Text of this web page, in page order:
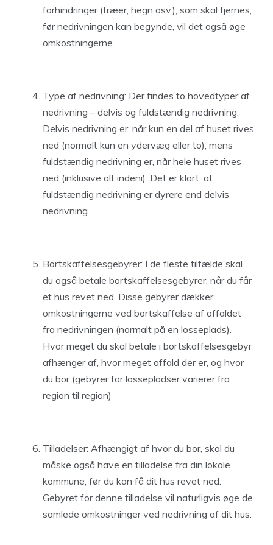
forhindringer (træer, hegn osv.), som skal fjernes,
før nedrivningen kan begynde, vil det også øge
omkostningerne.
Type af nedrivning: Der findes to hovedtyper af
nedrivning – delvis og fuldstændig nedrivning.
Delvis nedrivning er, når kun en del af huset rives
ned (normalt kun en ydervæg eller to), mens
fuldstændig nedrivning er, når hele huset rives
ned (inklusive alt indeni). Det er klart, at
fuldstændig nedrivning er dyrere end delvis
nedrivning.
Bortskaffelsesgebyrer: I de fleste tilfælde skal
du også betale bortskaffelsesgebyrer, når du får
et hus revet ned. Disse gebyrer dækker
omkostningerne ved bortskaffelse af affaldet
fra nedrivningen (normalt på en losseplads).
Hvor meget du skal betale i bortskaffelsesgebyr
afhænger af, hvor meget affald der er, og hvor
du bor (gebyrer for lossepladser varierer fra
region til region)
Tilladelser: Afhængigt af hvor du bor, skal du
måske også have en tilladelse fra din lokale
kommune, før du kan få dit hus revet ned.
Gebyret for denne tilladelse vil naturligvis øge de
samlede omkostninger ved nedrivning af dit hus.